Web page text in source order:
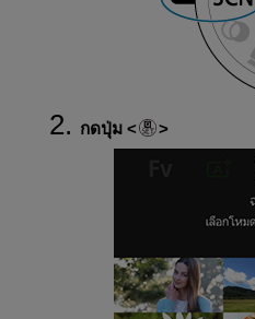
กดปุ่ม